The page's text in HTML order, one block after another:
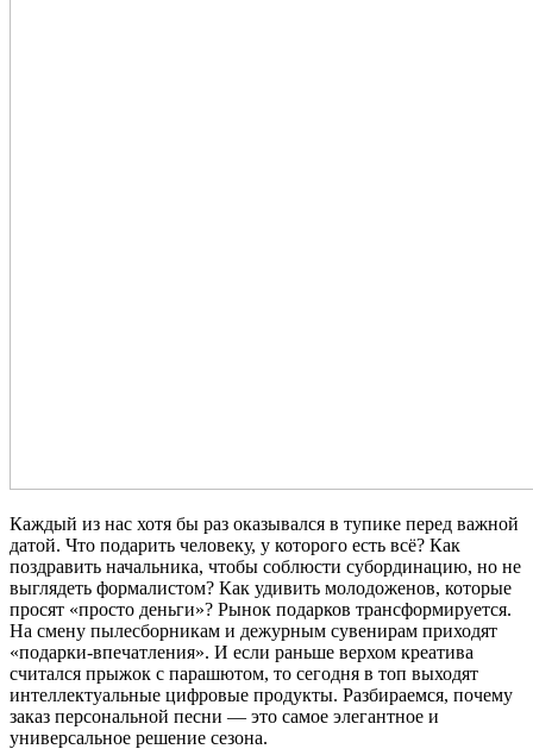
Каждый из нас хотя бы раз оказывался в тупике перед важной
датой. Что подарить человеку, у которого есть всё? Как
поздравить начальника, чтобы соблюсти субординацию, но не
выглядеть формалистом? Как удивить молодоженов, которые
просят «просто деньги»? Рынок подарков трансформируется.
На смену пылесборникам и дежурным сувенирам приходят
«подарки-впечатления». И если раньше верхом креатива
считался прыжок с парашютом, то сегодня в топ выходят
интеллектуальные цифровые продукты. Разбираемся, почему
заказ персональной песни — это самое элегантное и
универсальное решение сезона.